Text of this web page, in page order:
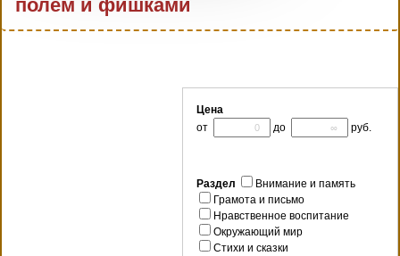
полем и фишками
Цена
от
до руб.
Раздел
Внимание и память
Грамота и письмо
Нравственное воспитание
Окружающий мир
Стихи и сказки